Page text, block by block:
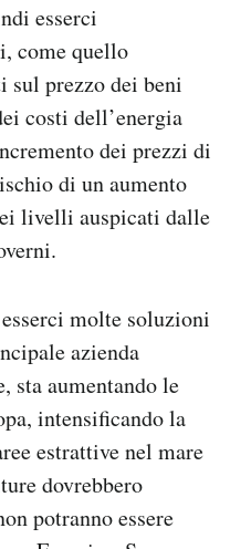
esserci
come quello
prezzo dei beni
costi dell’energia
dei prezzi di
di un aumento
livelli auspicati dalle
molte soluzioni
azienda
sta aumentando le
intensificando la
estrattive nel mare
dovrebbero
potranno essere